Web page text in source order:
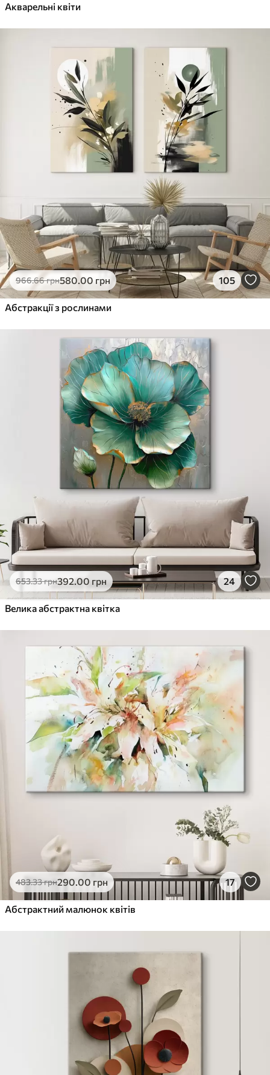
Акварельні квіти
966.66грн580.00 грн 105
Абстракції з рослинами
653.33грн392.00 грн 24
Велика абстрактна квітка
483.33грн290.00 грн 17
Абстрактний малюнок квітів